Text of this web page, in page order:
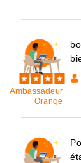
Ambassadeur
Orange